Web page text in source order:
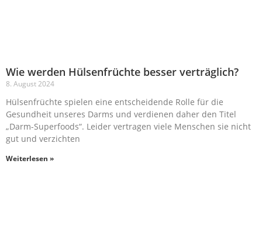
Wie werden Hülsenfrüchte besser verträglich?
8. August 2024
Hülsenfrüchte spielen eine entscheidende Rolle für die
Gesundheit unseres Darms und verdienen daher den Titel
„Darm-Superfoods“. Leider vertragen viele Menschen sie nicht
gut und verzichten
Weiterlesen »